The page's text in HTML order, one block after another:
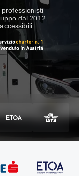
Show dropdown
professionisti
dal 2012.